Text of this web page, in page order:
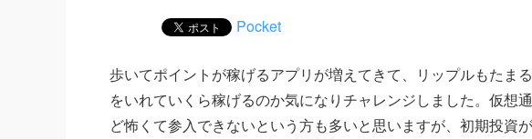
Pocket
歩いてポイントが稼げるアプリが増えてきて、リップルもたま
をいれていくら稼げるのか気になりチャレンジしました。仮想
ど怖くて参入できないという方も多いと思いますが、初期投資